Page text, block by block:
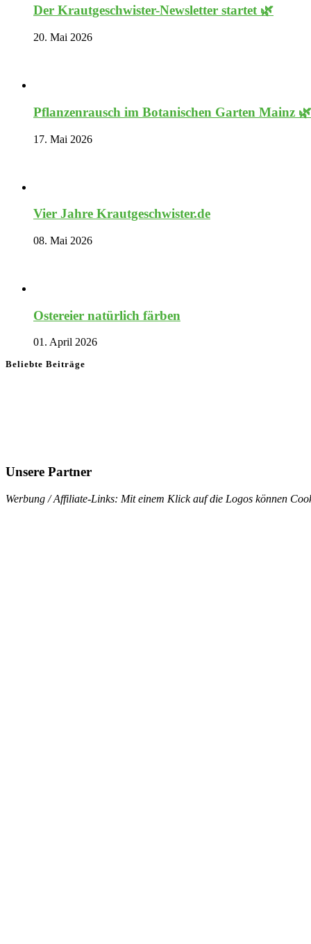
Der Krautgeschwister-Newsletter startet 🌿
20. Mai 2026
Pflanzenrausch im Botanischen Garten Mainz 🌿
17. Mai 2026
Vier Jahre Krautgeschwister.de
08. Mai 2026
Ostereier natürlich färben
01. April 2026
Beliebte Beiträge
Unsere Partner
Werbung / Affiliate-Links: Mit einem Klick auf die Logos können